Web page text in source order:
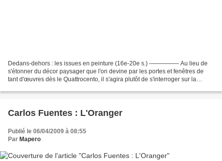
Dedans-dehors : les issues en peinture (16e-20e s.) ————— Au lieu de
s'étonner du décor paysager que l'on devine par les portes et fenêtres de
tant d'œuvres dès le Quattrocento, il s'agira plutôt de s'interroger sur la
Carlos Fuentes : L'Oranger
Publié le 06/04/2009 à 08:55
Par Mapero